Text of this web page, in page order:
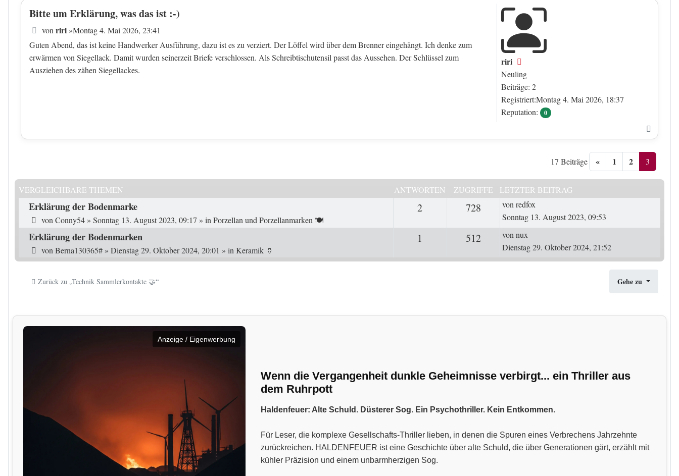
riri
Neuling
Beiträge: 2
Registriert:Montag 4. Mai 2026, 18:37
Reputation:
0
Bitte um Erklärung, was das ist :-)
Beitrag
von riri»Montag 4. Mai 2026, 23:41
Guten Abend, das ist keine Handwerker Ausführung, dazu ist es zu verziert. Der Löffel wird über dem Brenner eingehängt. Ich denke zum
erwärmen von Siegellack. Damit wurden seinerzeit Briefe verschlossen. Als Schreibtischutensil passt das Aussehen. Der Schlüssel zum
Ausziehen des zähen Siegellackes.
17 Beiträge « 1 2 3
VERGLEICHBARE THEMEN ANTWORTEN ZUGRIFFE LETZTER BEITRAG
Erklärung der Bodenmarke
von Conny54» Sonntag 13. August 2023, 09:17 » in Porzellan und Porzellanmarken 🍽️
2Antworten 728 ZugriffeLetzter Beitrag
vonredfox
Sonntag 13. August 2023, 09:53
Erklärung der Bodenmarken
von Berna130365#» Dienstag 29. Oktober 2024, 20:01 » in Keramik 🏺
1 512ZugriffeLetzter Beitrag
vonnux
Dienstag 29. Oktober 2024, 21:52
Zurück zu „Technik Sammlerkontakte 🤝“ Gehe zu
Anzeige / Eigenwerbung
Wenn die Vergangenheit dunkle Geheimnisse verbirgt... ein Thriller aus
dem Ruhrpott
Haldenfeuer: Alte Schuld. Düsterer Sog. Ein Psychothriller. Kein Entkommen.
Für Leser, die komplexe Gesellschafts-Thriller lieben, in denen die Spuren eines Verbrechens Jahrzehnte
zurückreichen. HALDENFEUER ist eine Geschichte über alte Schuld, die über Generationen gärt, erzählt mit
kühler Präzision und einem unbarmherzigen Sog.